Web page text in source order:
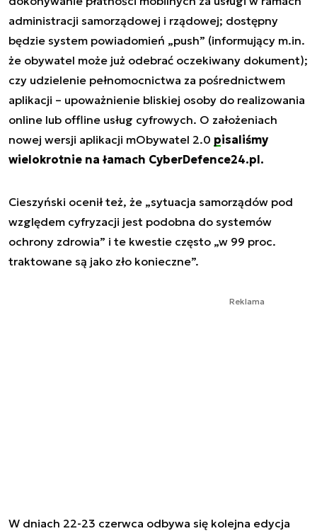
administracji samorządowej i rządowej; dostępny
będzie system powiadomień „push” (informujący m.in.
że obywatel może już odebrać oczekiwany dokument);
czy udzielenie pełnomocnictwa za pośrednictwem
aplikacji – upoważnienie bliskiej osoby do realizowania
online lub offline usług cyfrowych. O założeniach
nowej wersji aplikacji mObywatel 2.0 pisaliśmy
wielokrotnie na łamach CyberDefence24.pl.
Cieszyński ocenił też, że „sytuacja samorządów pod
względem cyfryzacji jest podobna do systemów
ochrony zdrowia” i te kwestie często „w 99 proc.
traktowane są jako zło konieczne”.
Reklama
W dniach 22-23 czerwca odbywa się kolejna edycja